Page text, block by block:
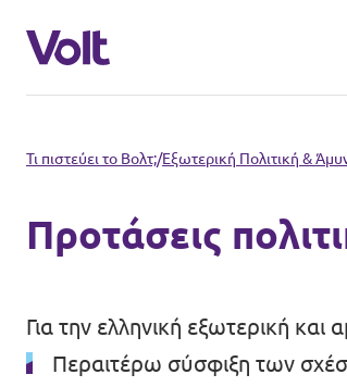
Άλλα Βολτ που μας
Βολτ Κύπρου
Βολτ Ολλανδίας
Βολτ Ισπανίας
Πολιτικές
Σχετικά με το Volt
Τι πιστεύει το Βολτ;/Εξωτερική Πολιτική &
Προτάσεις
Για την ελληνική εξωτερική και
Περαιτέρω σύσφιξη των